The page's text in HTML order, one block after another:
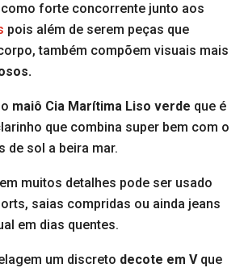
forte concorrente junto aos
pois além de serem peças que
também compõem visuais mais
maiô Cia Marítima Liso verde que é
que combina super bem com o
de sol a beira mar.
muitos detalhes pode ser usado
saias compridas ou ainda jeans
em dias quentes.
um discreto decote em Vque